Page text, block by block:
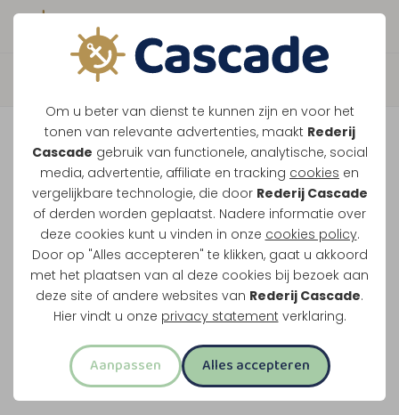
Om u beter van dienst te kunnen zijn en voor het
tonen van relevante advertenties, maakt Rederij
Cascade gebruik van functionele, analytische, social
media, advertentie, affiliate en tracking cookies en
vergelijkbare technologie, die door Rederij Cascade
of derden worden geplaatst. Nadere informatie over
deze cookies kunt u vinden in onze cookies policy.
Door op "Alles accepteren" te klikken, gaat u akkoord
met het plaatsen van al deze cookies bij bezoek aan
deze site of andere websites van Rederij Cascade.
Hier vindt u onze privacy statement verklaring.
Aanpassen Alles accepteren
Boek direct je vaart
Terug
Maasparel Tocht
Vaar langs Maasbracht, Wessem en het witte
stadje Thorn. Dit klassieke rondje over de
Maasplassen vertrekt vanuit Maasbracht of
Thorn.
Midden-Limburg in één rondvaart
Twee uur varen
Opstappen in Maasbracht of Thorn
Meest familievriendelijke rondvaart